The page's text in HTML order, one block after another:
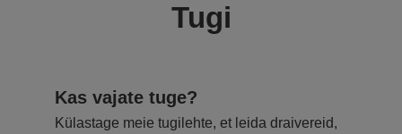
Tugi
Kas vajate tuge?
Külastage meie tugilehte, et leida draivereid,